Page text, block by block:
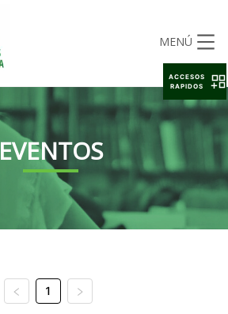
MENÚ
EVENTOS
1
ACCESOS
RAPIDOS